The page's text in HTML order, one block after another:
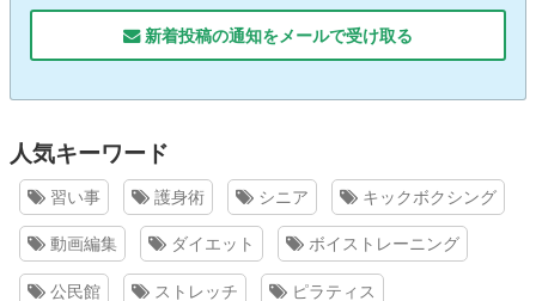
新着投稿の通知をメールで受け取る
人気キーワード
習い事 護身術 シニア キックボクシング
動画編集 ダイエット ボイストレーニング
公民館 ストレッチ ピラティス